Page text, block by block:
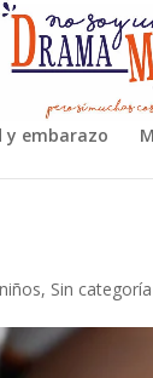
y embarazo
niños, Sin categoría